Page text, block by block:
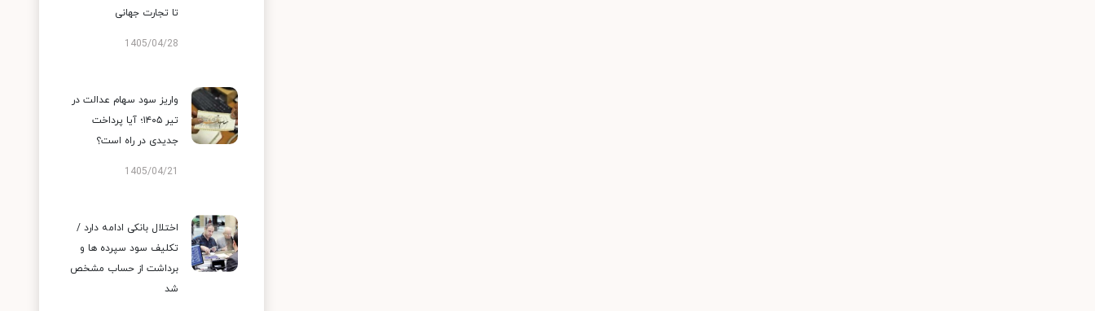
تا تجارت جهانی
1405/04/28
واریز سود سهام عدالت در
تیر ۱۴۰۵؛ آیا پرداخت
جدیدی در راه است؟
1405/04/21
اختلال بانکی ادامه دارد /
تکلیف سود سپرده ها و
برداشت از حساب مشخص
شد